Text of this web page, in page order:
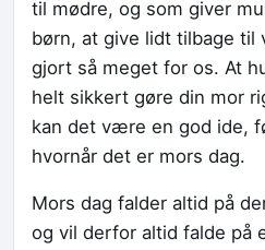
til mødre, og som giver
børn, at give lidt tilbage til
gjort så meget for os. At
helt sikkert gøre din mor
kan det være en god ide,
hvornår det er mors dag.
Mors dag falder altid på
og vil derfor altid falde på